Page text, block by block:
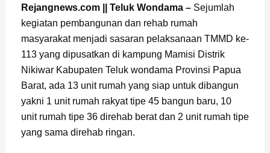
Rejangnews.com || Teluk Wondama –Sejumlah
kegiatan pembangunan dan rehab rumah
masyarakat menjadi sasaran pelaksanaan TMMD ke-
113 yang dipusatkan di kampung Mamisi Distrik
Nikiwar Kabupaten Teluk wondama Provinsi Papua
Barat, ada 13 unit rumah yang siap untuk dibangun
yakni 1 unit rumah rakyat tipe 45 bangun baru, 10
unit rumah tipe 36 direhab berat dan 2 unit rumah tipe
yang sama direhab ringan.